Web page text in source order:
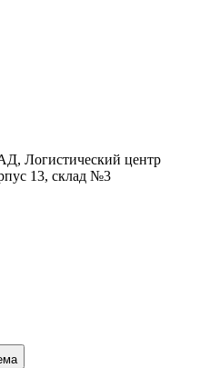
Логистический центр
13, склад №3